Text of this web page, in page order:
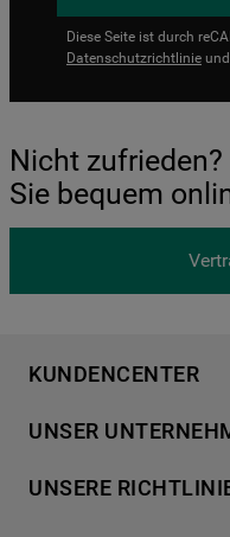
Diese Seite ist durch
Datenschutzrichtlinie
Nicht
Sie bequem
KUNDENCENTER
Händlersuche
Häufige Fragen
UNSER
Für Händler
UNSERE